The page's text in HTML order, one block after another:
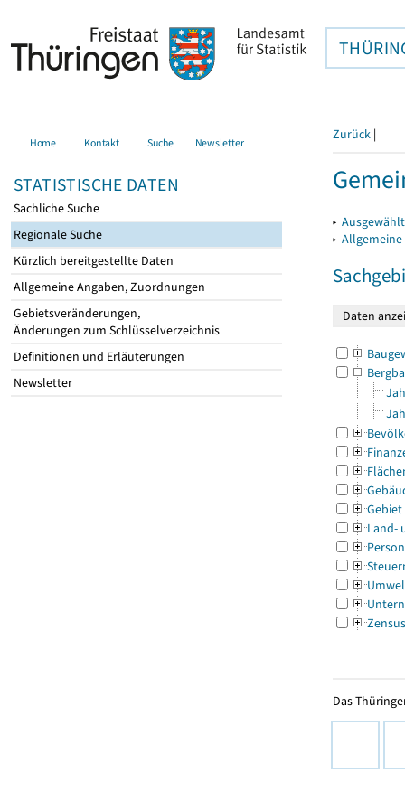
Home Kontakt Suche Newsletter
STATISTISCHE DATEN
Sachliche Suche
Regionale Suche
Kürzlich bereitgestellte Daten
Allgemeine Angaben, Zuordnungen
Gebietsveränderungen,
Änderungen zum Schlüsselverzeichnis
Definitionen und Erläuterungen
Newsletter
Zurück |
▸
▸
Gebiet
Land-
Zensus
Das